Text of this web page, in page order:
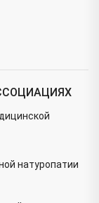
натуропатии